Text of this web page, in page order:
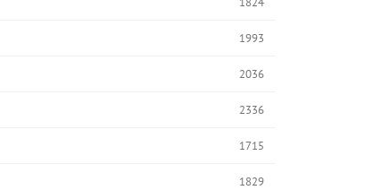
1993
2036
2336
1715
1829